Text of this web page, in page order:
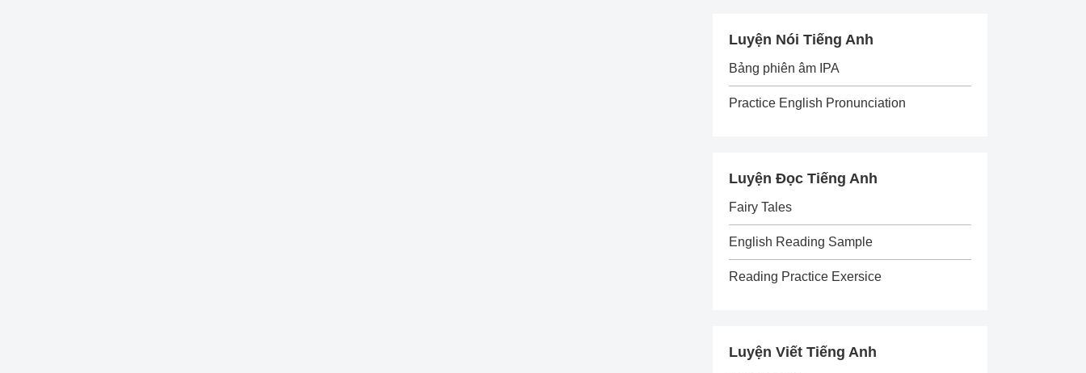
Luyện Nói Tiếng Anh
Bảng phiên âm IPA
Practice English Pronunciation
Luyện Đọc Tiếng Anh
Fairy Tales
English Reading Sample
Reading Practice Exersice
Luyện Viết Tiếng Anh